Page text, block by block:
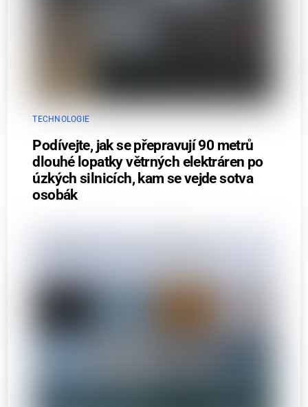
TECHNOLOGIE
Podívejte, jak se přepravují 90 metrů
dlouhé lopatky větrných elektráren po
úzkých silnicích, kam se vejde sotva
osobák